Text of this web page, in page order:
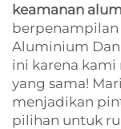
keamanan
Aluminium
ini karena
yang sama!
menjadikan
pilihan untuk